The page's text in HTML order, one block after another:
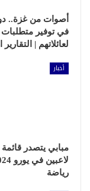
أصوات من غزة..
في توفير متطلبات
لعائلاتهم | التقارير
أخبار
رياضة